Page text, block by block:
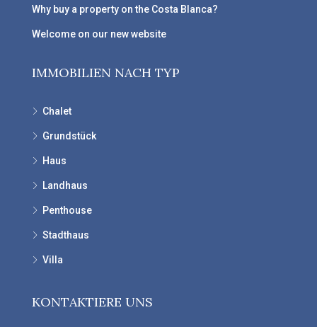
Why buy a property on the Costa Blanca?
Welcome on our new website
IMMOBILIEN NACH TYP
Chalet
Grundstück
Haus
Landhaus
Penthouse
Stadthaus
Villa
KONTAKTIERE UNS